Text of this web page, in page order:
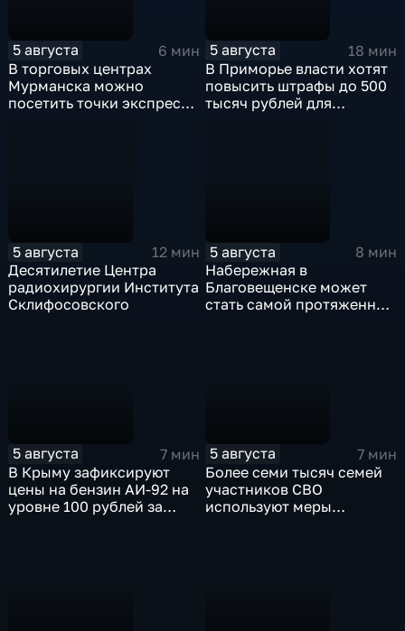
5 августа
6 мин
В торговых центрах
Мурманска можно
посетить точки экспресс-
5 августа
18 мин
В Приморье власти хотят
повысить штрафы до 500
тысяч рублей для
5 августа
12 мин
Десятилетие Центра
радиохирургии Института
Склифосовского
5 августа
8 мин
Набережная в
Благовещенске может
стать самой протяженной
5 августа
7 мин
В Крыму зафиксируют
цены на бензин АИ-92 на
уровне 100 рублей за
5 августа
7 мин
Более семи тысяч семей
участников СВО
используют меры